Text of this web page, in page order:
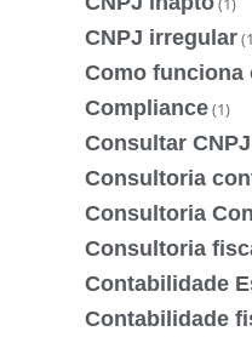
CNPJ irregular
Como funciona
Compliance(1)
Consultar CNPJ
Consultoria
Consultoria
Consultoria
Contabilidade
Contabilidade